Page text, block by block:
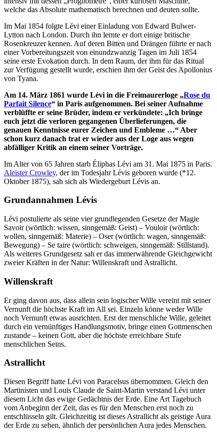
welche das Absolute mathematisch berechnen und deuten sollte.
Im Mai 1854 folgte Lévi einer Einladung von Edward Bulwer-
Lytton nach London. Durch ihn lernte er dort einige britische
Rosenkreuzer kennen. Auf deren Bitten und Drängen führte er nach
einer Vorbereitungszeit von einundzwanzig Tagen im Juli 1854
seine erste Evokation durch. In dem Raum, der ihm für das Ritual
zur Verfügung gestellt wurde, erschien ihm der Geist des Apollonius
von Tyana.
Am 14. März 1861 wurde Lévi in die Freimaurerloge „Rose du
Parfait Silence“ in Paris aufgenommen. Bei seiner Aufnahme
verblüffte er seine Brüder, indem er verkündete: „Ich bringe
euch jetzt die verloren gegangenen Überlieferungen, die
genauen Kenntnisse eurer Zeichen und Embleme …“ Aber
schon kurz danach trat er wieder aus der Loge aus wegen
abfälliger Kritik an einem seiner Vorträge.
Im Alter von 65 Jahren starb Éliphas Lévi am 31. Mai 1875 in Paris.
Aleister Crowley, der im Todesjahr Lévis geboren wurde (*12.
Oktober 1875), sah sich als Wiedergeburt Lévis an.
Grundannahmen Lévis
Lévi postulierte als seine vier grundlegenden Gesetze der Magie
Savoir (wörtlich: wissen, sinngemäß: Geist) – Vouloir (wörtlich:
wollen, sinngemäß: Materie) – Oser (wörtlich: wagen, sinngemäß:
Bewegung) – Se taire (wörtlich: schweigen, sinngemäß: Stillstand).
Als weiteres Grundgesetz sah er das immerwährende Gleichgewicht
zweier Kräften in der Natur: Willenskraft und Astrallicht.
Willenskraft
Er ging davon aus, dass allein sein logischer Wille vereint mit seiner
Vernunft die höchste Kraft im All sei. Einzeln könne weder Wille
noch Vernunft etwas ausrichten. Erst der menschliche Wille, geleitet
durch ein vernünftiges Handlungsmotiv, bringe einen Gottmenschen
zustande – keinen Gott, aber die höchste erreichbare Stufe
menschlichen Seins.
Astrallicht
Diesen Begriff hatte Lévi von Paracelsus übernommen. Gleich den
Martinisten und Louis Claude de Saint-Martin verstand Lévi unter
diesem Licht das ewige Gedächtnis der Erde. Eine Art Tagebuch
vom Anbeginn der Zeit, das es für den Menschen erst noch zu
entschlüsseln gilt. Gleichzeitig ist dieses Astrallicht als geistige Aura
der Erde zu sehen, ähnlich der persönlichen Aura jedes Menschen.